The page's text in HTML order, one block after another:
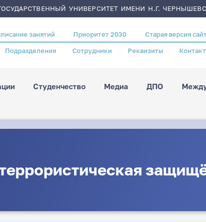
УНИВЕРСИТЕТ ИМЕНИ Н.Г.
занятий Приоритет 2030 Старая версия
Подразделения Сотрудники Реквизиты
Студенчество Медиа ДПО